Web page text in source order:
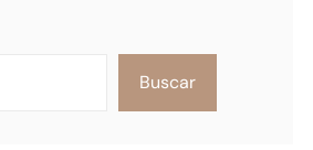
Buscar